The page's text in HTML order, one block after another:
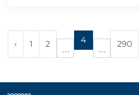
‹ 1 2 4 290